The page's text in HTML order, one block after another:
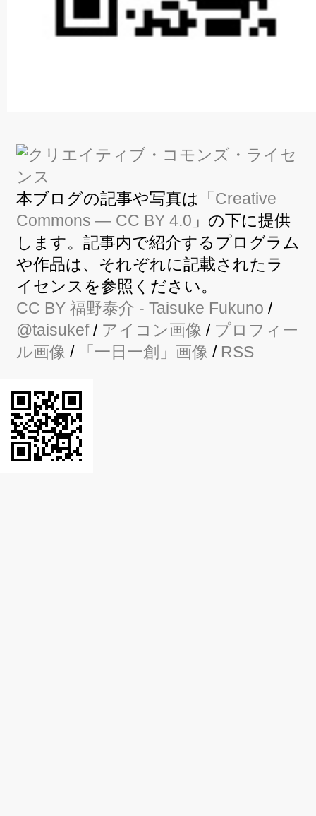
本ブログの記事や写真は「 Creative
Commons — CC BY 4.0 」の下に提供
します。記事内で紹介するプログラム
や作品は、それぞれに記載されたラ
イセンスを参照ください。
CC BY 福野泰介 - Taisuke Fukuno /
@taisukef/ アイコン画像 / プロフィー
ル画像 / 「一日一創」画像 / RSS